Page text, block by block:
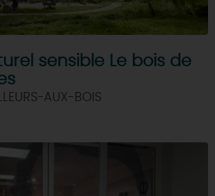
sensible Le bois de
AUX-BOIS